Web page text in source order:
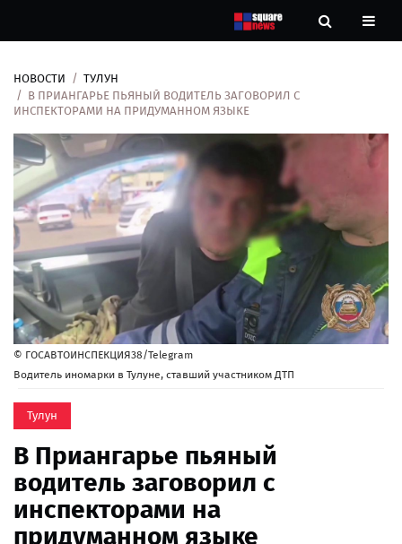
Новости
Рубрики
Контакты
О
нас
НОВОСТИ
ТУЛУН
В ПРИАНГАРЬЕ ПЬЯНЫЙ ВОДИТЕЛЬ ЗАГОВОРИЛ С
ИНСПЕКТОРАМИ НА ПРИДУМАННОМ ЯЗЫКЕ
© ГОСАВТОИНСПЕКЦИЯ38/Telegram
Водитель иномарки в Тулуне, ставший участником ДТП
Тулун
В Приангарье пьяный
водитель заговорил с
инспекторами на
придуманном языке